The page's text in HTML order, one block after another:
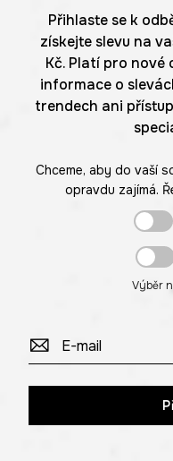
Přihlaste se k
získejte slevu na
Kč. Platí pro nové
informace o
trendech ani
Chceme, aby do vaší
opravdu zajímá.
Výběr